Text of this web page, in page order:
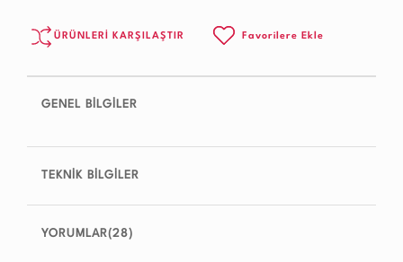
ÜRÜNLERİ KARŞILAŞTIR Favorilere Ekle
GENEL BİLGİLER
TEKNİK BİLGİLER
YORUMLAR(28)